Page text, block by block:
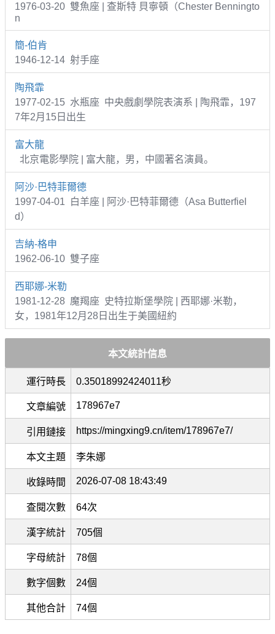
1976-03-20 雙魚座 | 查斯特 貝寧頓（Chester Benningto
n
簡-伯肯
1946-12-14 射手座
陶飛霏
1977-02-15 水瓶座 中央戲劇學院表演系 | 陶飛霏，197
7年2月15日出生
富大龍
北京電影學院 | 富大龍，男，中國著名演員。
阿沙·巴特菲爾德
1997-04-01 白羊座 | 阿沙·巴特菲爾德（Asa Butterfiel
d）
吉納-格申
1962-06-10 雙子座
西耶娜-米勒
1981-12-28 魔羯座 史特拉斯堡學院 | 西耶娜·米勒，
女，1981年12月28日出生于美國紐約
本文統計信息
運行時長 0.35018992424011秒
文章編號 178967e7
引用鏈接 https://mingxing9.cn/item/178967e7/
本文主題 李朱娜
收錄時間 2026-07-08 18:43:49
查閱次數 64次
漢字統計 705個
字母統計 78個
數字個數 24個
其他合計 74個